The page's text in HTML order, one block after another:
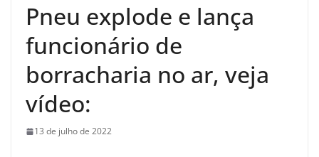
Pneu explode e lança
funcionário de
borracharia no ar, veja
vídeo:
13 de julho de 2022